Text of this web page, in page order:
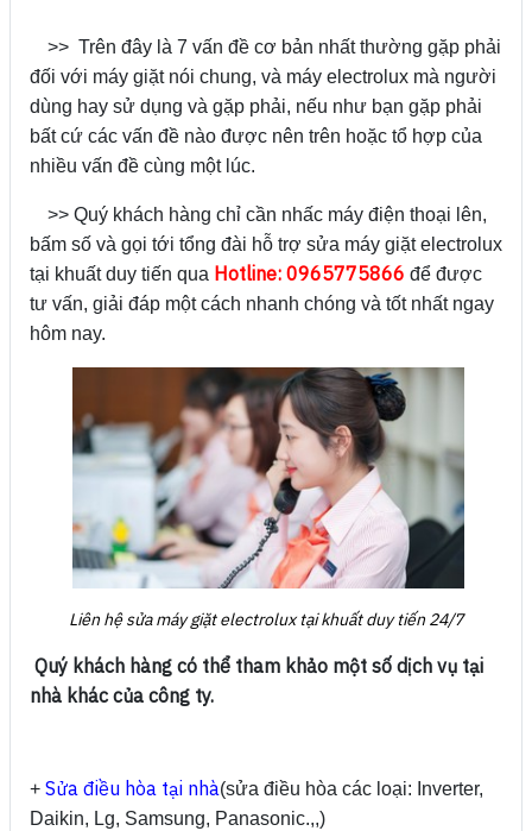
>> Trên đây là 7 vấn đề cơ bản nhất thường gặp phải
đối với máy giặt nói chung, và máy electrolux mà người
dùng hay sử dụng và gặp phải, nếu như bạn gặp phải
bất cứ các vấn đề nào được nên trên hoặc tổ hợp của
nhiều vấn đề cùng một lúc.
>> Quý khách hàng chỉ cần nhấc máy điện thoại lên,
bấm số và gọi tới tổng đài hỗ trợ sửa máy giặt electrolux
tại khuất duy tiến qua Hotline: 0965775866 để được
tư vấn, giải đáp một cách nhanh chóng và tốt nhất ngay
hôm nay.
Liên hệ sửa máy giặt electrolux tại khuất duy tiến 24/7
Quý khách hàng có thể tham khảo một số dịch vụ tại
nhà khác của công ty.
+ Sửa điều hòa tại nhà(sửa điều hòa các loại: Inverter,
Daikin, Lg, Samsung, Panasonic.,,)